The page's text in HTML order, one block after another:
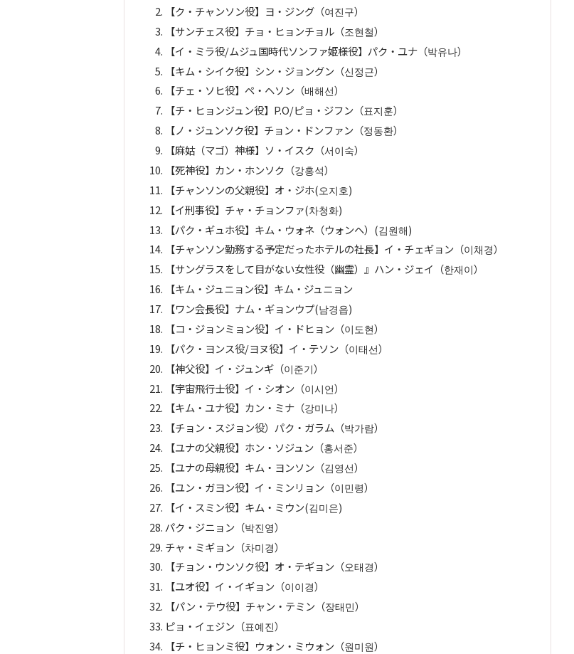
【ク・チャンソン役】ヨ・ジング（여진구）
【サンチェス役】チョ・ヒョンチョル（조현철）
【イ・ミラ役/ムジュ国時代ソンファ姫様役】パク・ユナ（박유나）
【キム・シイク役】シン・ジョングン（신정근）
【チェ・ソヒ役】ペ・ヘソン（배해선）
【チ・ヒョンジュン役】P.O/ピョ・ジフン（표지훈）
【ノ・ジュンソク役】チョン・ドンファン（정동환）
【麻姑（マゴ）神様】ソ・イスク（서이숙）
【死神役】カン・ホンソク（강홍석）
【チャンソンの父親役】オ・ジホ(오지호)
【イ刑事役】チャ・チョンファ(차청화)
【パク・ギュホ役】キム・ウォネ（ウォンヘ）(김원해)
【チャンソン勤務する予定だったホテルの社長】イ・チェギョン（이채경）
【サングラスをして目がない女性役（幽霊）』ハン・ジェイ（한재이）
【キム・ジュニョン役】キム・ジュニョン
【ワン会長役】ナム・ギョンウプ(남경읍)
【コ・ジョンミョン役】イ・ドヒョン（이도현）
【パク・ヨンス役/ヨヌ役】イ・テソン（이태선）
【神父役】イ・ジュンギ（이준기）
【宇宙飛行士役】イ・シオン（이시언）
【キム・ユナ役】カン・ミナ（강미나）
【チョン・スジョン役）パク・ガラム（박가람）
【ユナの父親役】ホン・ソジュン（홍서준）
【ユナの母親役】キム・ヨンソン（김영선）
【ユン・ガヨン役】イ・ミンリョン（이민령）
【イ・スミン役】キム・ミウン(김미은)
パク・ジニョン（박진영）
チャ・ミギョン（차미경）
【チョン・ウンソク役】オ・テギョン（오태경）
【ユオ役】イ・イギョン（이이경）
【パン・テウ役】チャン・テミン（장태민）
ピョ・イェジン（표예진）
【チ・ヒョンミ役】ウォン・ミウォン（원미원）